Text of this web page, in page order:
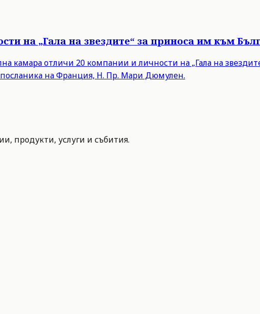
на „Гала на звездите“ за приноса им към
камара отличи 20 компании и личности на „Гала на
на Франция, Н. Пр. Мари Дюмулен.
продукти, услуги и събития.